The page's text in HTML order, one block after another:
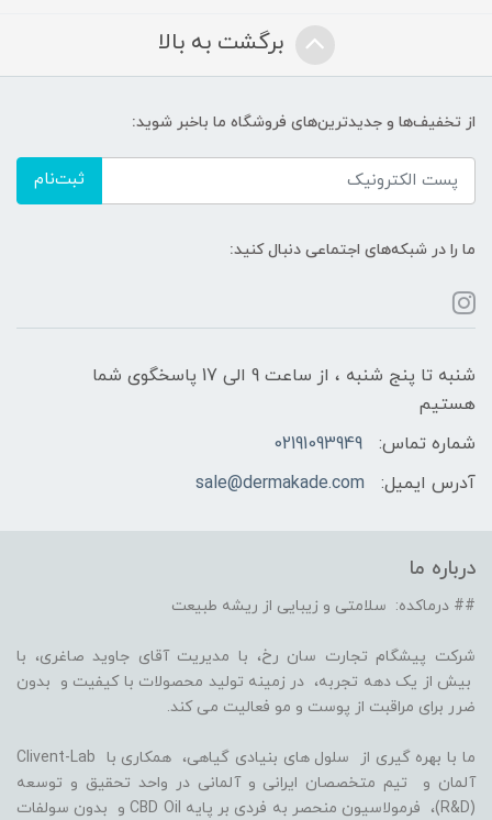
برگشت به بالا
از تخفیف‌ها و جدیدترین‌های فروشگاه ما باخبر شوید:
ثبت‌نام
ما را در شبکه‌های اجتماعی دنبال کنید:
شنبه تا پنج شنبه ، از ساعت 9 الی 17 پاسخگوی شما
هستیم
شماره تماس:
02191093949
آدرس ایمیل:
sale@dermakade.com
درباره ما
## درماکده: سلامتی و زیبایی از ریشه طبیعت
شرکت پیشگام تجارت سان رخ، با مدیریت آقای جاوید صاغری، با
بیش از یک دهه تجربه، در زمینه تولید محصولات با کیفیت و بدون
ضرر برای مراقبت از پوست و مو فعالیت می کند.
ما با بهره گیری از سلول های بنیادی گیاهی، همکاری با Clivent-Lab
آلمان و تیم متخصصان ایرانی و آلمانی در واحد تحقیق و توسعه
(R&D)، فرمولاسیون منحصر به فردی بر پایه CBD Oil و بدون سولفات